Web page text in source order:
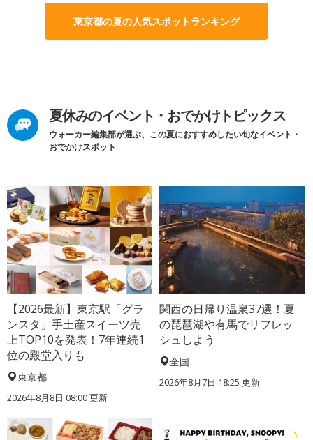
東京都の夏の人気スポットランキング
夏休みのイベント・おでかけトピックス
ウォーカー編集部が選ぶ、この夏におすすめしたい旬なイベント・
おでかけスポット
【2026最新】東京駅「グラ
ンスタ」手土産スイーツ売
上TOP10を発表！7年連続1
位の殿堂入りも
東京都
2026年8月8日 08:00更新
関西の日帰り温泉37選！夏
の琵琶湖や有馬でリフレッ
シュしよう
全国
2026年8月7日 18:25 更新